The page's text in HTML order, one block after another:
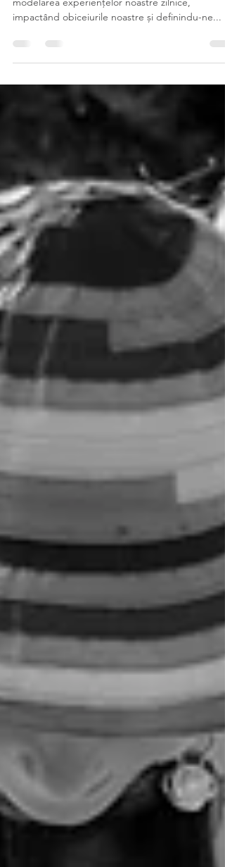
Ritualurile și disciplina joacă un rol vital în
impactând obiceiurile noastre și definindu-ne...